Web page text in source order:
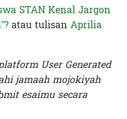
STAN Kenal Jargon
atau tulisan Aprilia
User Generated
jamaah mojokiyah
esaimu secara